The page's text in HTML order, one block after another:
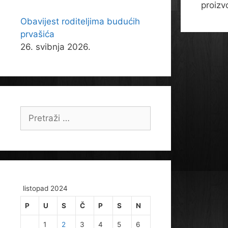
Obavijest roditeljima budućih
prvašića
26. svibnja 2026.
listopad 2024
P U S Č P S N
1 2 3 4 5 6